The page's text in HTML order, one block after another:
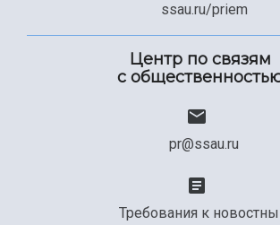
ssau.ru/priem
Центр по связям
с
pr@ssau.ru
Требования к